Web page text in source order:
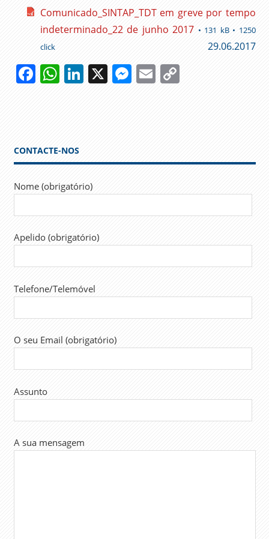
Comunicado_SINTAP_TDT em greve por tempo
indeterminado_22 de junho 2017 • 131 kB • 1250
click
29.06.2017
Facebook
WhatsApp
LinkedIn
X Messenger
EmailCopy
CONTACTE-NOS
Nome (obrigatório)
Apelido (obrigatório)
Telefone/Telemóvel
O seu Email (obrigatório)
Assunto
A sua mensagem